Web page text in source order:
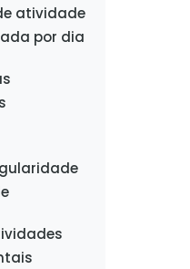
atividade
por dia